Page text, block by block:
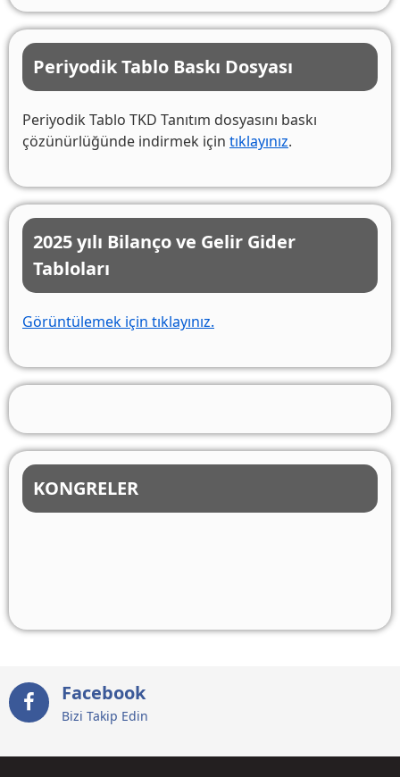
Periyodik Tablo Baskı Dosyası
Periyodik Tablo TKD Tanıtım dosyasını baskı
çözünürlüğünde indirmek için tıklayınız.
2025 yılı Bilanço ve Gelir Gider
Tabloları
Görüntülemek için tıklayınız.
KONGRELER
Facebook
Bizi Takip Edin